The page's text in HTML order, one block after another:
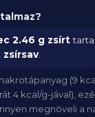
2.46 g zsírt
(9
4 kcal/g-jával),
megnöveli a